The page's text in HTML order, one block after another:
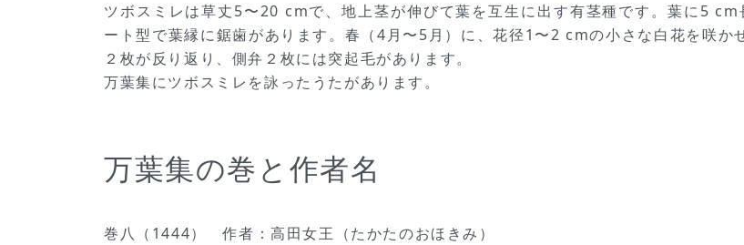
ツボスミレは草丈5〜20 cmで、地上茎が伸びて葉を互生に出す有茎種です。葉に5
ート型で葉縁に鋸歯があります。春（4月〜5月）に、花径1〜2 cmの小さな白花を咲か
２枚が反り返り、側弁２枚には突起毛があります。
万葉集にツボスミレを詠ったうたがあります。
万葉集の巻と作者名
巻八（1444） 作者：高田女王（たかたのおほきみ）